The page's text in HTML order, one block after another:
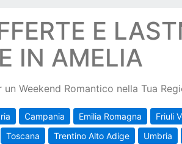
E
IN AMELIA
un Weekend Romantico nella Tua
Campania Emilia Romagna Friuli
Toscana Trentino Alto Adige Umbria